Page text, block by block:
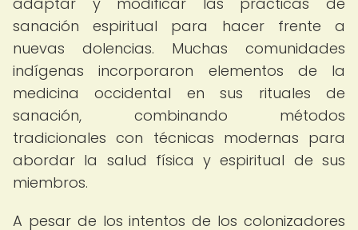
sanación espiritual para hacer frente a
nuevas dolencias. Muchas comunidades
indígenas incorporaron elementos de la
medicina occidental en sus rituales de
sanación, combinando métodos
tradicionales con técnicas modernas para
abordar la salud física y espiritual de sus
miembros.
A pesar de los intentos de los colonizadores